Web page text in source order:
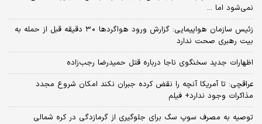
نمی‌شود اما ...
زئیس سازمان هواپیمایی: گزارش ورود هواگردها ٣٠ دقیقه قبل از حمله به
بیت رهبری صحت ندارد
اظهارات جدید سخنگوی ناجا درباره قتل حمیدرضا رجب‌زاده
عراقچی: تا آمریکا آنچه را نقض کرده جبران نکند امکان شروع مجدد
مذاکرات وجود ندارد+ فیلم
توصیه به مصرف سوپ سگ برای جلوگیری از گرمازدگی در کره شمالی